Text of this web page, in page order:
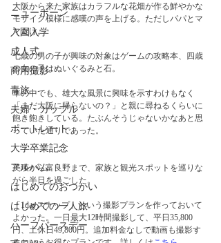
ニューボーン
入園入学
成人式
商用撮影
青旅
夫婦・カップル
ポートレート
大学卒業記念
アルバム
はじめてのおつかい
はじめての一人旅
ハーフバースデー
大阪から来た家族はカラフルな花畑が作る鮮やかな
モザイク模様に感嘆の声を上げる。ただしパパとマ
マだけ。
七歳の男の子が興味の対象はゲームの攻略本、四歳
の女の子はぬいぐるみと石。
車の中でも、雄大な風景に興味を示すわけもなく
「まだ大阪に帰らないの？」と親に尋ねるくらいに
飽き飽きしている。たぶんそうじゃないかなあと思
っていた通りであった。
美瑛から富良野まで、家族と観光スポットを巡りな
がら半日を過ごした。
「1dayスナップ」という撮影プランを作っておいて
よかった。一日最大12時間撮影して、平日35,800
円、土休日49,800円。追加料金なしで動画も撮影す